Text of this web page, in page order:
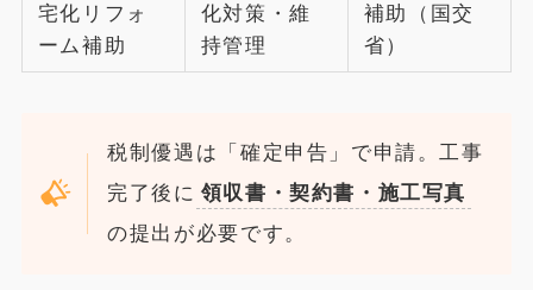
宅化リフォ
ーム補助
化対策・維
持管理
補助（国交
省）
税制優遇は「確定申告」で申請。工事
完了後に 領収書・契約書・施工写真
の提出が必要です。